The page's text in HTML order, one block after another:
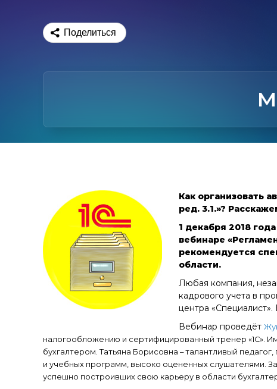
Поделиться
Как организовать
ред. 3.1.»?
1 декабря 2018
вебинаре
рекомендуется
области.
Любая компания,
кадрового учета в
центра
Вебинар проведёт
налогообложению и сертифицированный тренер «1С».
бухгалтером. Татьяна Борисовна – талантливый
и учебных программ, высоко оцененных слушателями.
успешно построивших свою карьеру в области